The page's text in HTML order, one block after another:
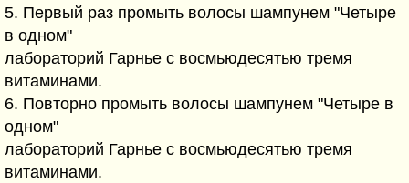
5. Первый раз промыть волосы шампунем "Четыре
в одном"
лабораторий Гарнье с восмьюдесятью тремя
витаминами.
6. Повторно промыть волосы шампунем "Четыре в
одном"
лабораторий Гарнье с восмьюдесятью тремя
витаминами.